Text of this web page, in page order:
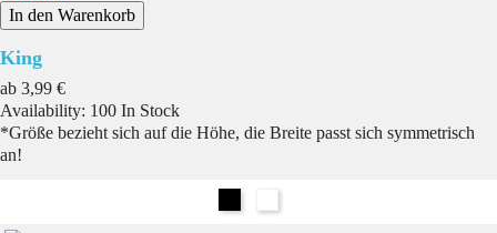
In den Warenkorb
King
ab Preis
3,99 €
Availability: 100 In Stock
*Größe bezieht sich auf die Höhe, die Breite passt sich symmetrisch
an!